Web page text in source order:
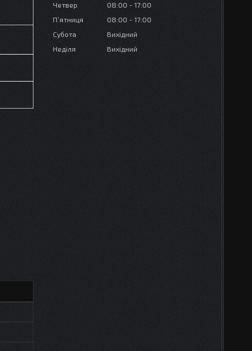
Четвер
08:00
17:00
Пʼятниця
08:00
17:00
Субота
Вихідний
Неділя
Вихідний